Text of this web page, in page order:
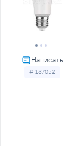
# 187052